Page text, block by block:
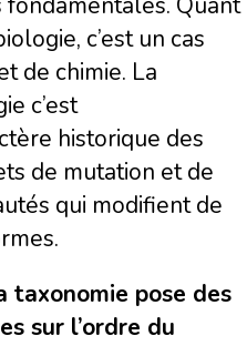
c’est un cas
de chimie. La
c’est
historique des
de mutation et de
qui modifient de
taxonomie pose des
sur l’ordre du